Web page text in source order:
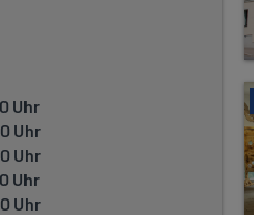
Uhr
Uhr
Uhr
Uhr
Uhr